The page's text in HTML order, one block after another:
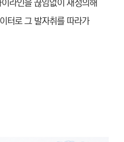
라인을 끊임없이 재정의해
터로 그 발자취를 따라가